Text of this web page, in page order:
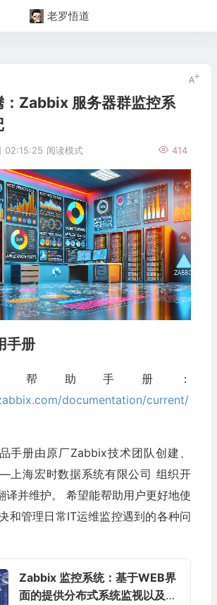
老罗悟道
：Zabbix 服务器群监控系
02:15:25 414
阅读模式
手册
帮助手册：
documentation/current/
手册由原厂Zabbix技术团队创建、
海宏时数据系统有限公司 组织开
译并维护。 希望能帮助用户更好地使
和管理日常IT运维监控遇到的各种问
Zabbix 监控系统：基于WEB界
面的提供分布式系统监视以及网